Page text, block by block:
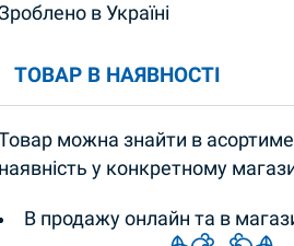
в Україні
ТОВАР В НАЯВНОСТІ
можна знайти в
наявність у конкретному
В продажу онлайн та в